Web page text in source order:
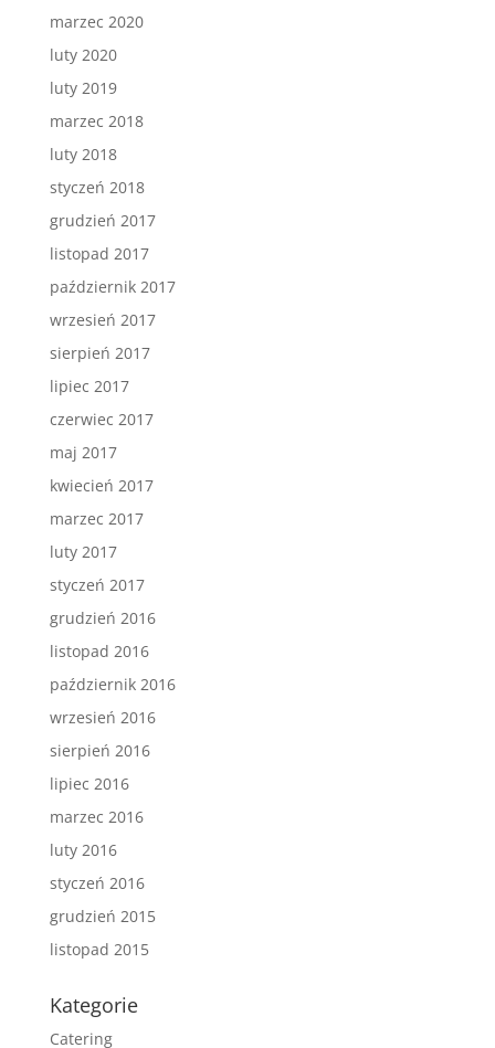
marzec 2020
luty 2020
luty 2019
marzec 2018
luty 2018
styczeń 2018
grudzień 2017
listopad 2017
październik 2017
wrzesień 2017
sierpień 2017
lipiec 2017
czerwiec 2017
maj 2017
kwiecień 2017
marzec 2017
luty 2017
styczeń 2017
grudzień 2016
listopad 2016
październik 2016
wrzesień 2016
sierpień 2016
lipiec 2016
marzec 2016
luty 2016
styczeń 2016
grudzień 2015
listopad 2015
Kategorie
Catering